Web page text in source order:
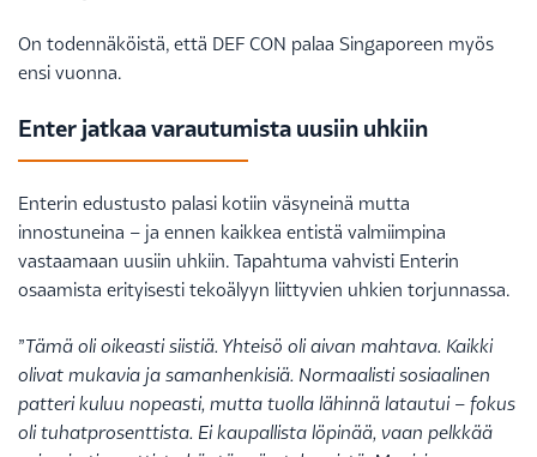
On todennäköistä, että DEF CON palaa Singaporeen myös
ensi vuonna.
Enter jatkaa varautumista uusiin uhkiin
Enterin edustusto palasi kotiin väsyneinä mutta
innostuneina – ja ennen kaikkea entistä valmiimpina
vastaamaan uusiin uhkiin. Tapahtuma vahvisti Enterin
osaamista erityisesti tekoälyyn liittyvien uhkien torjunnassa.
”Tämä oli oikeasti siistiä. Yhteisö oli aivan mahtava. Kaikki
olivat mukavia ja samanhenkisiä. Normaalisti sosiaalinen
patteri kuluu nopeasti, mutta tuolla lähinnä latautui – fokus
oli tuhatprosenttista. Ei kaupallista löpinää, vaan pelkkää